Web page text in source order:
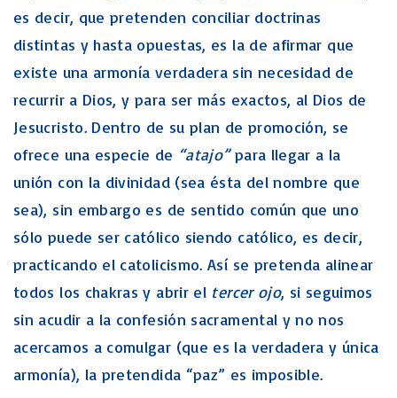
es decir, que pretenden conciliar doctrinas
distintas y hasta opuestas, es la de afirmar que
existe una armonía verdadera sin necesidad de
recurrir a Dios, y para ser más exactos, al Dios de
Jesucristo. Dentro de su plan de promoción, se
ofrece una especie de “atajo”para llegar a la
unión con la divinidad (sea ésta del nombre que
sea), sin embargo es de sentido común que uno
sólo puede ser católico siendo católico, es decir,
practicando el catolicismo. Así se pretenda alinear
todos los chakras y abrir el tercer ojo, si seguimos
sin acudir a la confesión sacramental y no nos
acercamos a comulgar (que es la verdadera y única
armonía), la pretendida “paz” es imposible.